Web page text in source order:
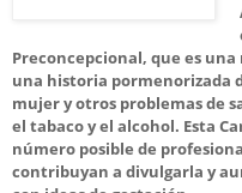
Preconcepcional, que es
una historia pormenorizada
mujer y otros problemas de
el tabaco y el alcohol. Esta
número posible de
contribuyan a divulgarla y